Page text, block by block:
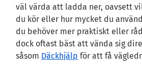
väl värda att ladda ner, oavsett
du kör eller hur mycket du
du behöver mer praktiskt eller
dock oftast bäst att vända sig
såsom Däckhjälp för att få